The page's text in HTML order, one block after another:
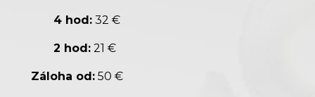
4 hod: 32 €
2 hod: 21 €
Záloha od: 50 €